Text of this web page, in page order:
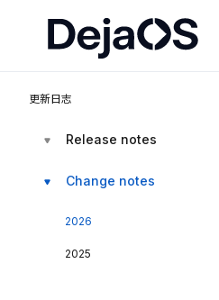
更新日志
Release notes
Change notes
2026
2025